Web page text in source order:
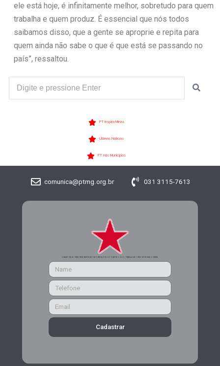
ele está hoje, é infinitamente melhor, sobretudo para quem
trabalha e quem produz. É essencial que nós todos
saibamos disso, que a gente se aproprie e repita para
quem ainda não sabe o que é que está se passando no
país”, ressaltou.
PT Inspira Minas
Últimas Notícias
PT nos Municípios
comunica@ptmg.org.br 031 3115-7613
CADASTRE-SE PARA RECEBER MAIS INFORMAÇÕES DO PARTIDO DOS TRABALHADORES DE MINAS GERAIS
Cadastrar